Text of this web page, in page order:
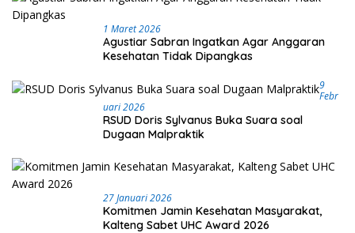
1 Maret 2026
Agustiar Sabran Ingatkan Agar Anggaran
Kesehatan Tidak Dipangkas
9
Febr
Uari 2026
RSUD Doris Sylvanus Buka Suara soal
Dugaan Malpraktik
27 Januari 2026
Komitmen Jamin Kesehatan Masyarakat,
Kalteng Sabet UHC Award 2026